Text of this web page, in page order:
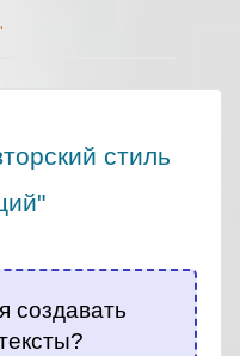
стиль
создавать